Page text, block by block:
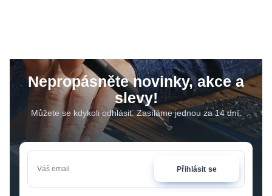
Nepropásněte novinky, akce a
slevy!
Můžete se kdykoli odhlásit. Zasíláme jednou za 14 dní.
Přihlásit se